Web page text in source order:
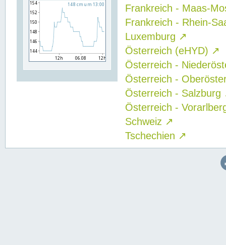
Frankreich - Maas-
Frankreich - Rhein-
Luxemburg ↗
Österreich (eHYD) ↗
Österreich -
Österreich -
Österreich - Salzburg
Österreich -
Schweiz ↗
Tschechien ↗